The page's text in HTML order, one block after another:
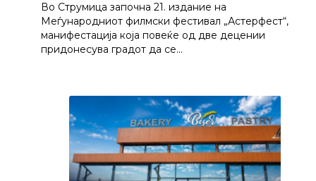
Во Струмица започна 21. издание на
Меѓународниот филмски фестивал „Астерфест“,
манифестација која повеќе од две децении
придонесува градот да се…